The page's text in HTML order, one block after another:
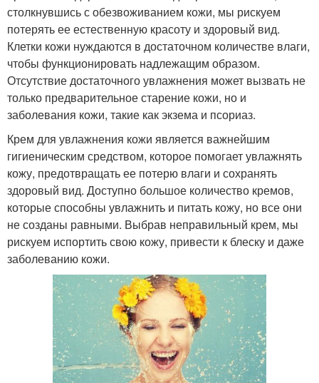
столкнувшись с обезвоживанием кожи, мы рискуем
потерять ее естественную красоту и здоровый вид.
Клетки кожи нуждаются в достаточном количестве влаги,
чтобы функционировать надлежащим образом.
Отсутствие достаточного увлажнения может вызвать не
только предварительное старение кожи, но и
заболевания кожи, такие как экзема и псориаз.
Крем для увлажнения кожи является важнейшим
гигиеническим средством, которое помогает увлажнять
кожу, предотвращать ее потерю влаги и сохранять
здоровый вид. Доступно большое количество кремов,
которые способны увлажнить и питать кожу, но все они
не созданы равными. Выбрав неправильный крем, мы
рискуем испортить свою кожу, привести к блеску и даже
заболеванию кожи.